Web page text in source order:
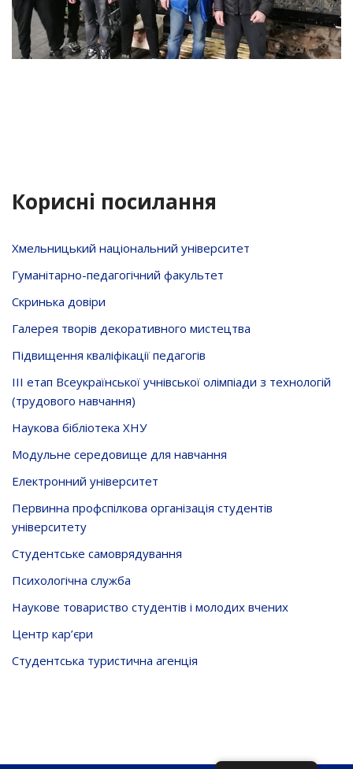
Корисні посилання
Хмельницький національний університет
Гуманітарно-педагогічний факультет
Скринька довiри
Галерея творів декоративного мистецтва
Підвищення кваліфікації педагогів
ІІІ етап Всеукраїнської учнівської олімпіади з технологій
(трудового навчання)
Наукова бібліотека ХНУ
Модульне середовище для навчання
Електронний університет
Первинна профспілкова організація студентів
університету
Студентське самоврядування
Психологічна служба
Наукове товариство студентів і молодих вчених
Центр кар’єри
Студентська туристична агенція